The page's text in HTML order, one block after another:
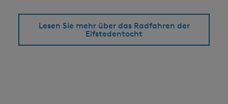
Lesen Sie mehr über das Radfahren der
Elfstedentocht